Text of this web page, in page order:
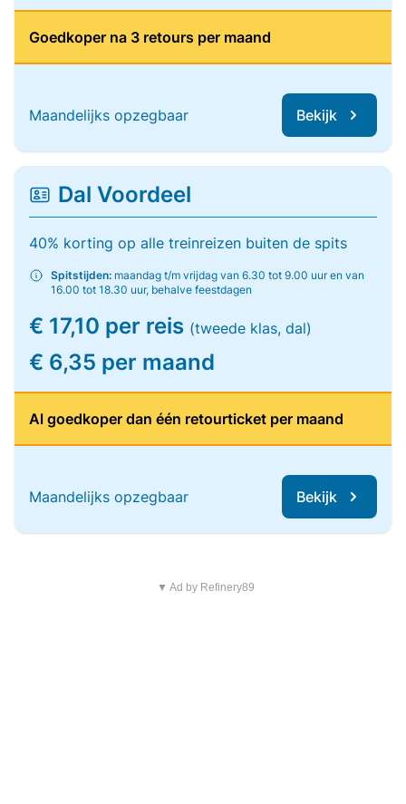
Goedkoper na 3 retours per maand
Maandelijks opzegbaar Bekijk
Dal Voordeel
40% korting op alle treinreizen buiten de spits
Spitstijden: maandag t/m vrijdag van 6.30 tot 9.00 uur en van
16.00 tot 18.30 uur, behalve feestdagen
€ 17,10 per reis (tweede klas, dal)
€ 6,35 per maand
Al goedkoper dan één retourticket per maand
Maandelijks opzegbaar Bekijk
▼ Ad by Refinery89